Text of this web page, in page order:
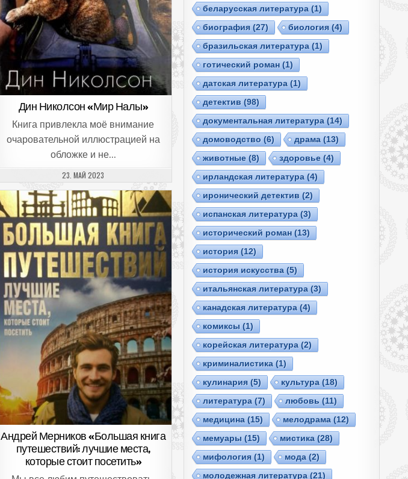
Дин Николсон «Мир Налы»
Книга привлекла моё внимание
очаровательной иллюстрацией на
обложке и не…
ДАТА ПУБЛИКАЦИИ:
23. МАЙ 2023
Андрей Мерников «Большая книга
путешествий: лучшие места,
которые стоит посетить»
беларусская литература(1)
биография(27) биология(4)
бразильская литература(1)
готический роман(1)
датская литература(1)
детектив(98)
документальная литература(14)
домоводство (6) драма(13)
животные(8) здоровье(4)
ирландская литература(4)
иронический детектив(2)
испанская литература(3)
исторический роман(13)
история(12)
история искусства(5)
итальянская литература(3)
канадская литература(4)
комиксы(1)
корейская литература(2)
криминалистика(1)
кулинария(5) культура(18)
литература(7) любовь(11)
медицина(15) мелодрама(12)
мемуары(15) мистика(28)
мифология(1) мода(2)
молодежная литература(21)